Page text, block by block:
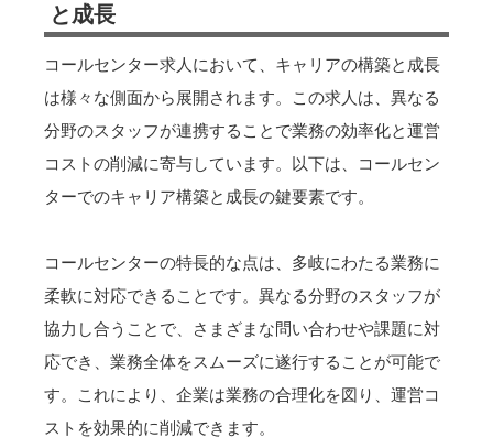
と成長
コールセンター求人において、キャリアの構築と成長
は様々な側面から展開されます。この求人は、異なる
分野のスタッフが連携することで業務の効率化と運営
コストの削減に寄与しています。以下は、コールセン
ターでのキャリア構築と成長の鍵要素です。
コールセンターの特長的な点は、多岐にわたる業務に
柔軟に対応できることです。異なる分野のスタッフが
協力し合うことで、さまざまな問い合わせや課題に対
応でき、業務全体をスムーズに遂行することが可能で
す。これにより、企業は業務の合理化を図り、運営コ
ストを効果的に削減できます。